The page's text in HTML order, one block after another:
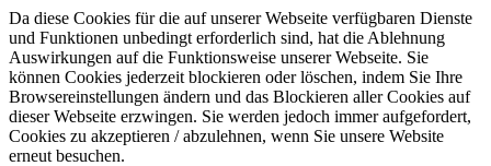
Da diese Cookies für die auf unserer Webseite verfügbaren Dienste
und Funktionen unbedingt erforderlich sind, hat die Ablehnung
Auswirkungen auf die Funktionsweise unserer Webseite. Sie
können Cookies jederzeit blockieren oder löschen, indem Sie Ihre
Browsereinstellungen ändern und das Blockieren aller Cookies auf
dieser Webseite erzwingen. Sie werden jedoch immer aufgefordert,
Cookies zu akzeptieren / abzulehnen, wenn Sie unsere Website
erneut besuchen.